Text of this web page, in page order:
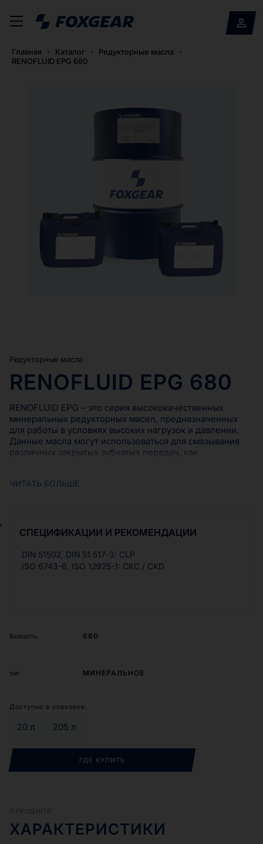
Главная Каталог
Редукторные масла
RENOFLUID EPG 680
Редукторные масла
RENOFLUID EPG 680
RENOFLUID EPG – это серия высококачественных
минеральных редукторных масел, предназначенных
для работы в условиях высоких нагрузок и давлении.
Данные масла могут использоваться для смазывания
различных закрытых зубчатых передач, как
RENOFLUID EPG широко применяется для всех типов
температуры до 120 °С. Масла RENOFLUID EPG
использовать масла класса CLP DIN 51517-3. Масла
RENOFLUID EPG подходят для редукторов, работающих
ЧИТАТЬ БОЛЬШЕ
СПЕЦИФИКАЦИИ И РЕКОМЕНДАЦИИ
DIN 51502, DIN 51 517-3: CLP
ISO 6743-6, ISO 12925-1: CKC / CKD
Вязкость: 680
тип МИНЕРАЛЬНОЕ
Доступно в упаковке:
20 л 205 л
ГДЕ КУПИТЬ
О ПРОДУКТЕ
ХАРАКТЕРИСТИКИ